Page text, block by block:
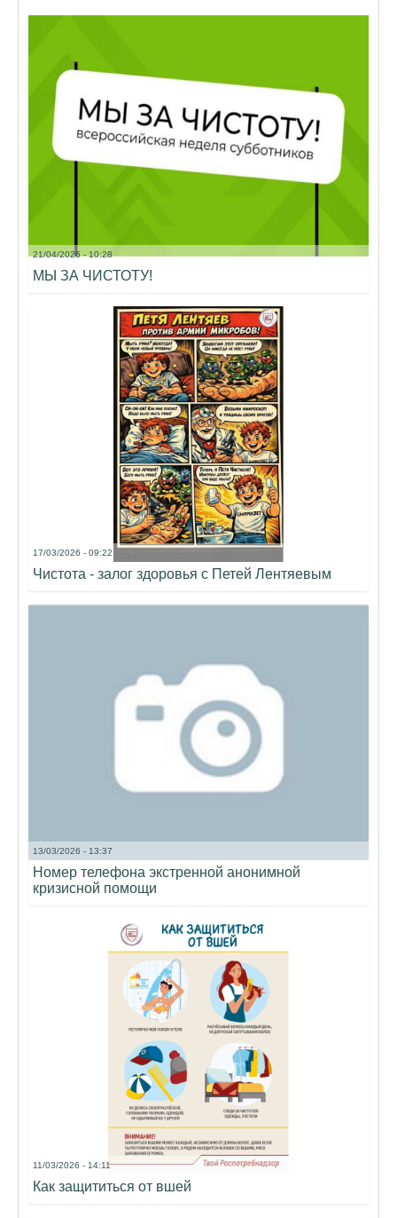
21/04/2026 - 10:28
МЫ ЗА ЧИСТОТУ!
17/03/2026 - 09:22
Чистота - залог здоровья с Петей Лентяевым
13/03/2026 - 13:37
Номер телефона экстренной анонимной
кризисной помощи
11/03/2026 - 14:11
Как защититься от вшей